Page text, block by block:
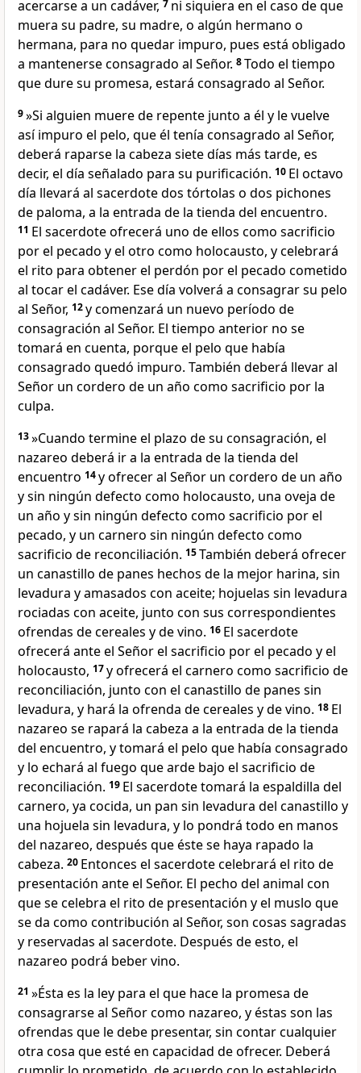
acercarse a un cadáver, 7 ni siquiera en el caso de que
muera su padre, su madre, o algún hermano o
hermana, para no quedar impuro, pues está obligado
a mantenerse consagrado al Señor. 8Todo el tiempo
que dure su promesa, estará consagrado al Señor.
9»Si alguien muere de repente junto a él y le vuelve
así impuro el pelo, que él tenía consagrado al Señor,
deberá raparse la cabeza siete días más tarde, es
decir, el día señalado para su purificación. 10 El octavo
día llevará al sacerdote dos tórtolas o dos pichones
de paloma, a la entrada de la tienda del encuentro.
11 El sacerdote ofrecerá uno de ellos como sacrificio
por el pecado y el otro como holocausto, y celebrará
el rito para obtener el perdón por el pecado cometido
al tocar el cadáver. Ese día volverá a consagrar su pelo
al Señor, 12y comenzará un nuevo período de
consagración al Señor. El tiempo anterior no se
tomará en cuenta, porque el pelo que había
consagrado quedó impuro. También deberá llevar al
Señor un cordero de un año como sacrificio por la
culpa.
13»Cuando termine el plazo de su consagración, el
nazareo deberá ir a la entrada de la tienda del
encuentro 14y ofrecer al Señor un cordero de un año
y sin ningún defecto como holocausto, una oveja de
un año y sin ningún defecto como sacrificio por el
pecado, y un carnero sin ningún defecto como
sacrificio de reconciliación. 15También deberá ofrecer
un canastillo de panes hechos de la mejor harina, sin
levadura y amasados con aceite; hojuelas sin levadura
rociadas con aceite, junto con sus correspondientes
ofrendas de cereales y de vino. 16 El sacerdote
ofrecerá ante el Señor el sacrificio por el pecado y el
holocausto, 17y ofrecerá el carnero como sacrificio de
reconciliación, junto con el canastillo de panes sin
levadura, y hará la ofrenda de cereales y de vino. 18 El
nazareo se rapará la cabeza a la entrada de la tienda
del encuentro, y tomará el pelo que había consagrado
y lo echará al fuego que arde bajo el sacrificio de
reconciliación. 19 El sacerdote tomará la espaldilla del
carnero, ya cocida, un pan sin levadura del canastillo y
una hojuela sin levadura, y lo pondrá todo en manos
del nazareo, después que éste se haya rapado la
cabeza. 20 Entonces el sacerdote celebrará el rito de
presentación ante el Señor. El pecho del animal con
que se celebra el rito de presentación y el muslo que
se da como contribución al Señor, son cosas sagradas
y reservadas al sacerdote. Después de esto, el
nazareo podrá beber vino.
21 »Ésta es la ley para el que hace la promesa de
consagrarse al Señor como nazareo, y éstas son las
ofrendas que le debe presentar, sin contar cualquier
otra cosa que esté en capacidad de ofrecer. Deberá